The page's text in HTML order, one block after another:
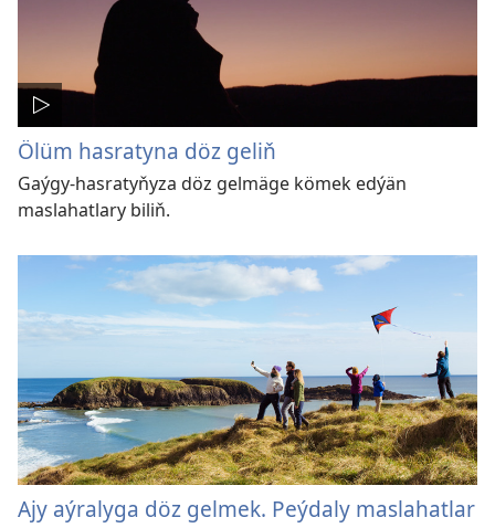
Ölüm hasratyna döz geliň
Gaýgy-hasratyňyza döz gelmäge kömek edýän
maslahatlary biliň.
Ajy aýralyga döz gelmek. Peýdaly maslahatlar